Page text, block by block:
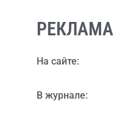
РЕКЛАМА
На сайте:
В журнале: